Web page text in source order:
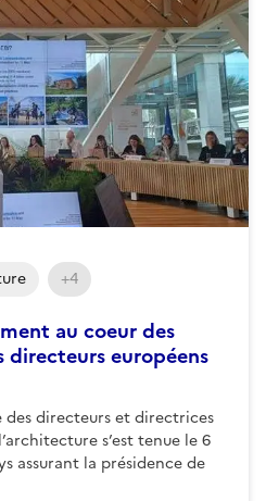
au coeur des
directeurs européens
des directeurs et directrices
s’est tenue le 6
assurant la présidence de
+4